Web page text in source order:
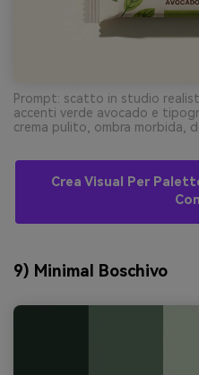
Prompt: scatto in studio
accenti verde avocado e
crema pulito, ombra morbida,
Crea Visual Per
9) Minimal Boschivo